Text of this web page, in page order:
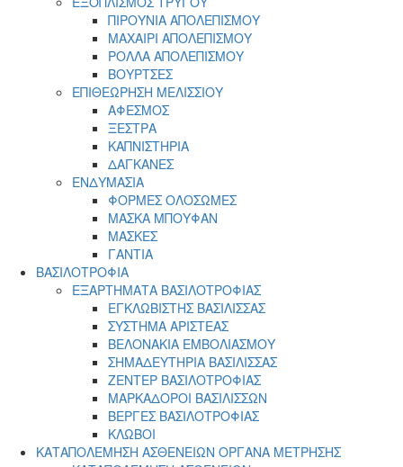
ΠΙΡΟΥΝΙΑ ΑΠΟΛΕΠΙΣΜΟΥ
ΜΑΧΑΙΡΙ ΑΠΟΛΕΠΙΣΜΟΥ
ΡΟΛΛΑ ΑΠΟΛΕΠΙΣΜΟΥ
ΒΟΥΡΤΣΕΣ
ΕΠΙΘΕΩΡΗΣΗ ΜΕΛΙΣΣΙΟΥ
ΑΦΕΣΜΟΣ
ΞΕΣΤΡΑ
ΚΑΠΝΙΣΤΗΡΙΑ
ΔΑΓΚΑΝΕΣ
ΕΝΔΥΜΑΣΙΑ
ΦΟΡΜΕΣ ΟΛΟΣΩΜΕΣ
ΜΑΣΚΑ ΜΠΟΥΦΑΝ
ΜΑΣΚΕΣ
ΓΑΝΤΙΑ
ΒΑΣΙΛΟΤΡΟΦΙΑ
ΕΞΑΡΤΗΜΑΤΑ ΒΑΣΙΛΟΤΡΟΦΙΑΣ
ΕΓΚΛΩΒΙΣΤΗΣ ΒΑΣΙΛΙΣΣΑΣ
ΣΥΣΤΗΜΑ ΑΡΙΣΤΕΑΣ
ΒΕΛΟΝΑΚΙΑ ΕΜΒΟΛΙΑΣΜΟΥ
ΣΗΜΑΔΕΥΤΗΡΙΑ ΒΑΣΙΛΙΣΣΑΣ
ΖΕΝΤΕΡ ΒΑΣΙΛΟΤΡΟΦΙΑΣ
ΜΑΡΚΑΔΟΡΟΙ ΒΑΣΙΛΙΣΣΩΝ
ΒΕΡΓΕΣ ΒΑΣΙΛΟΤΡΟΦΙΑΣ
ΚΛΩΒΟΙ
ΚΑΤΑΠΟΛΕΜΗΣΗ ΑΣΘΕΝΕΙΩΝ ΟΡΓΑΝΑ ΜΕΤΡΗΣΗΣ